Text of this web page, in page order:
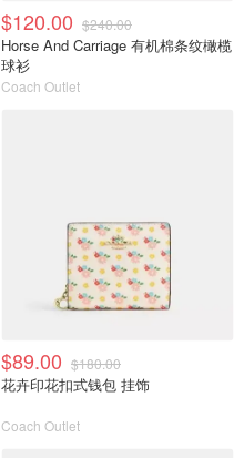
$120.00 $240.00
Horse And Carriage 有机棉条纹橄榄
球衫
Coach Outlet
$89.00 $180.00
花卉印花扣式钱包 挂饰
Coach Outlet